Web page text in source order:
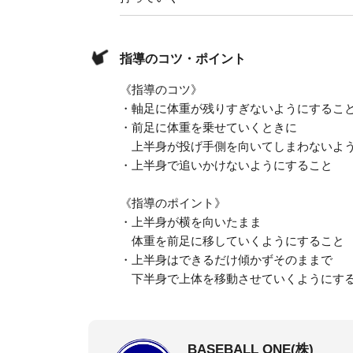
指導のコツ・ポイント
《指導のコツ》
・軸足に体重が残りすぎないようにすること
・前足に体重を乗せていくときに
上半身が投げ手側を向いてしまわないよ
・上半身で追いかけないようにすること
《指導のポイント》
・上半身が横を向いたまま
体重を前足に移していくようにすること
・上半身はできるだけ傾かずそのままで
下半身で上体を移動させていくようにす
BASEBALL ONE(株)